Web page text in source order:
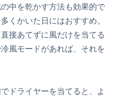
中を乾かす方法も効果的で
くかいた日にはおすすめ。
接あてずに風だけを当てる
風モードがあれば、それを
ドライヤーを当てると、よ